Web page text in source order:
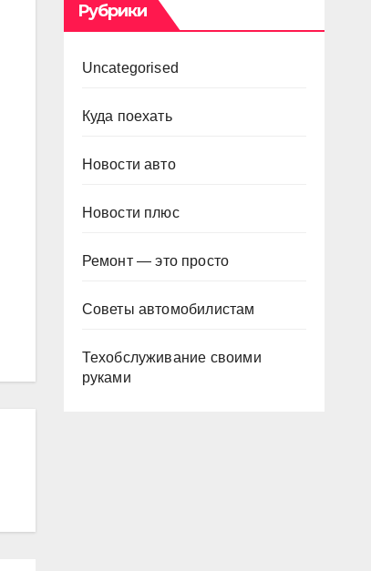
Рубрики
Uncategorised
Куда поехать
Новости авто
Новости плюс
Ремонт — это просто
Советы автомобилистам
Техобслуживание своими
руками